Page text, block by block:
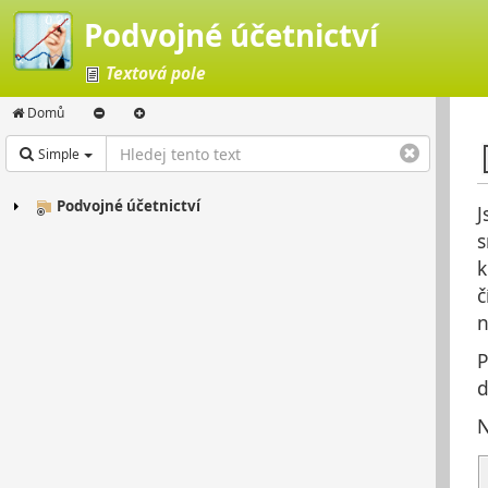
Podvojné účetnictví
Textová pole
Domů
Simple
Podvojné účetnictví